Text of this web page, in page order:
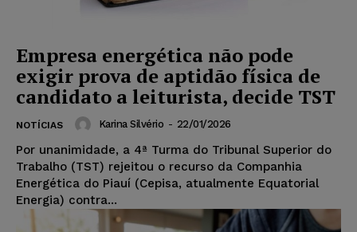
Empresa energética não pode
exigir prova de aptidão física de
candidato a leiturista, decide TST
NOTÍCIAS Karina Silvério - 22/01/2026
Por unanimidade, a 4ª Turma do Tribunal Superior do
Trabalho (TST) rejeitou o recurso da Companhia
Energética do Piauí (Cepisa, atualmente Equatorial
Energia) contra...